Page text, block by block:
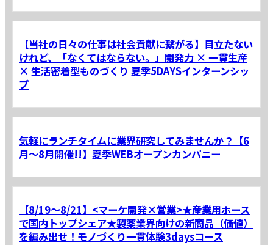
【当社の日々の仕事は社会貢献に繋がる】目立たない
けれど、「なくてはならない。」開発力 × 一貫生産
× 生活密着型ものづくり 夏季5DAYSインターンシッ
プ
気軽にランチタイムに業界研究してみませんか？【6
月～8月開催!!】夏季WEBオープンカンパニー
【8/19～8/21】<マーケ開発×営業>★産業用ホース
で国内トップシェア★製薬業界向けの新商品（価値）
を編み出せ！モノづくり一貫体験3daysコース